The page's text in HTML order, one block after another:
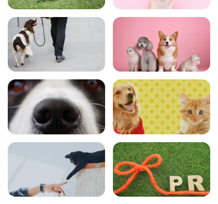
トレーニング グッズ
おでかけ 図鑑
エンタメ クイズ